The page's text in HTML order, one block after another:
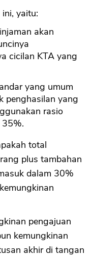
yaitu:
akan
cicilan KTA yang
yang umum
penghasilan yang
rasio
total
plus tambahan
dalam 30%
pengajuan
kemungkinan
akhir di tangan